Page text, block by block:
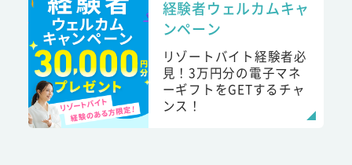
経験者ウェルカムキャ
ンペーン
リゾートバイト経験者必
見！3万円分の電子マネ
ーギフトをGETするチャ
ンス！